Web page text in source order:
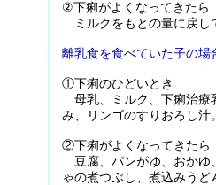
②下痢がよくなってきたら
ミルクをもとの量に戻し
離乳食を食べていた子の場
①下痢のひどいとき
母乳、ミルク、下痢治療
み、リンゴのすりおろし汁。
②下痢がよくなってきたら
豆腐、パンがゆ、おかゆ
ゃの煮つぶし、煮込みう